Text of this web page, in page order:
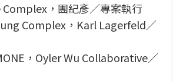
，團紀彥／專案執行
，Karl Lagerfeld／
，Oyler Wu Collaborative／